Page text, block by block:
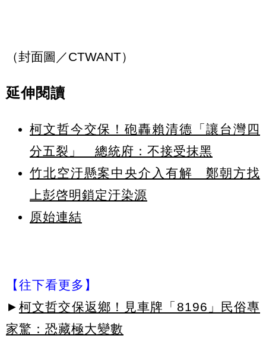
（封面圖／CTWANT）
延伸閱讀
柯文哲今交保！砲轟賴清德「讓台灣四
分五裂」 總統府：不接受抹黑
竹北空汙懸案中央介入有解 鄭朝方找
上彭啓明鎖定汙染源
原始連結
【往下看更多】
► 柯文哲交保返鄉！見車牌「8196」民俗專
家驚：恐藏極大變數